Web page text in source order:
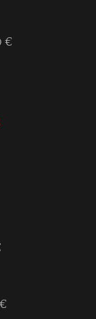
€